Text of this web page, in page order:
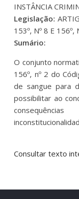
INSTÂNCIA
Legislação:
153º, Nº 8 E 156º,
Sumário:
O conjunto
156º, nº 2 do
de sangue para
possibilitar ao
Consultar texto